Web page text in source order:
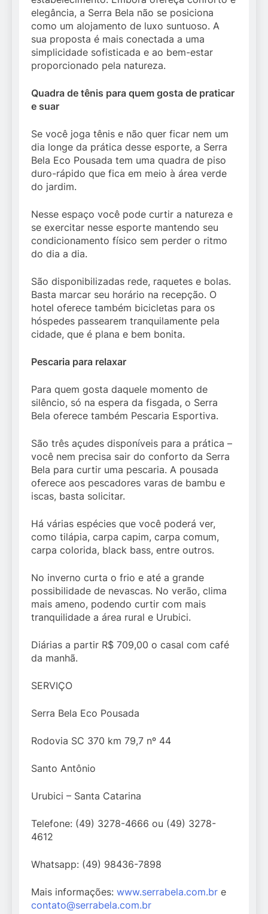
elegância, a Serra Bela não se posiciona
como um alojamento de luxo suntuoso. A
sua proposta é mais conectada a uma
simplicidade sofisticada e ao bem-estar
proporcionado pela natureza.
Quadra de tênis para quem gosta de praticar
e suar
Se você joga tênis e não quer ficar nem um
dia longe da prática desse esporte, a Serra
Bela Eco Pousada tem uma quadra de piso
duro-rápido que fica em meio à área verde
do jardim.
Nesse espaço você pode curtir a natureza e
se exercitar nesse esporte mantendo seu
condicionamento físico sem perder o ritmo
do dia a dia.
São disponibilizadas rede, raquetes e bolas.
Basta marcar seu horário na recepção. O
hotel oferece também bicicletas para os
hóspedes passearem tranquilamente pela
cidade, que é plana e bem bonita.
Pescaria para relaxar
Para quem gosta daquele momento de
silêncio, só na espera da fisgada, o Serra
Bela oferece também Pescaria Esportiva.
São três açudes disponíveis para a prática –
você nem precisa sair do conforto da Serra
Bela para curtir uma pescaria. A pousada
oferece aos pescadores varas de bambu e
iscas, basta solicitar.
Há várias espécies que você poderá ver,
como tilápia, carpa capim, carpa comum,
carpa colorida, black bass, entre outros.
No inverno curta o frio e até a grande
possibilidade de nevascas. No verão, clima
mais ameno, podendo curtir com mais
tranquilidade a área rural e Urubici.
Diárias a partir R$ 709,00 o casal com café
da manhã.
SERVIÇO
Serra Bela Eco Pousada
Rodovia SC 370 km 79,7 nº 44
Santo Antônio
Urubici – Santa Catarina
Telefone: (49) 3278-4666 ou (49) 3278-
4612
Whatsapp: (49) 98436-7898
Mais informações: www.serrabela.com.br e
contato@serrabela.com.br